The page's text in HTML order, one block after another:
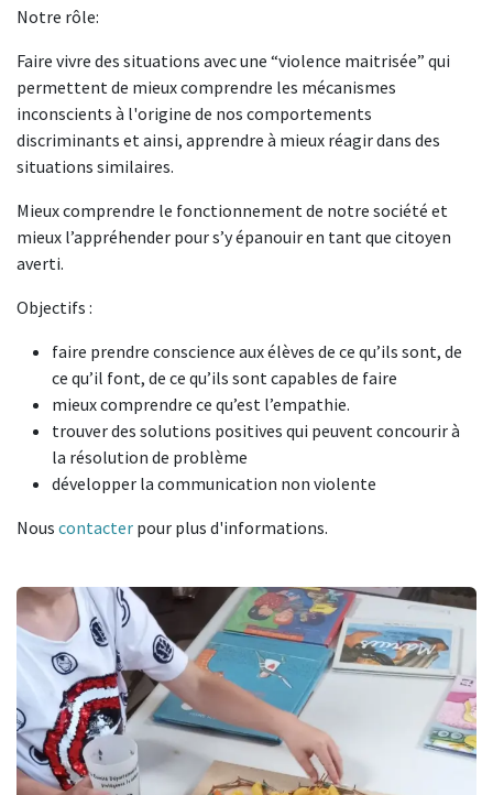
Notre rôle:
Faire vivre des situations avec une “violence maitrisée” qui
permettent de mieux comprendre les mécanismes
inconscients à l'origine de nos comportements
discriminants et ainsi, apprendre à mieux réagir dans des
situations similaires.
Mieux comprendre le fonctionnement de notre société et
mieux l’appréhender pour s’y épanouir en tant que citoyen
averti.
Objectifs :
faire prendre conscience aux élèves de ce qu’ils sont, de
ce qu’il font, de ce qu’ils sont capables de faire
mieux comprendre ce qu’est l’empathie.
trouver des solutions positives qui peuvent concourir à
la résolution de problème
développer la communication non violente
Nous contacter pour plus d'informations.